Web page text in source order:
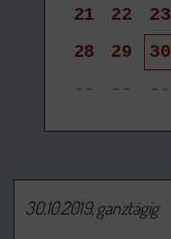
21
22 23
28
29 30
--
-- --
30.10.2019, ganztägig